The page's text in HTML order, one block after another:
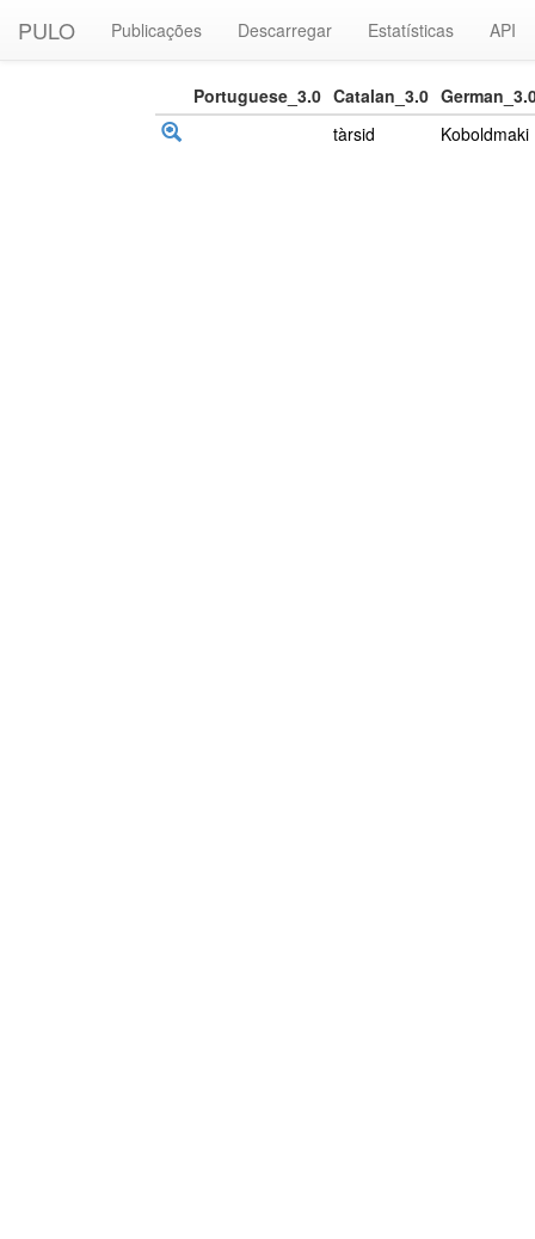
PULO Publicações Descarregar Estatísticas API
Portuguese_3.0 Catalan_3.0
tàrsid
Koboldmaki